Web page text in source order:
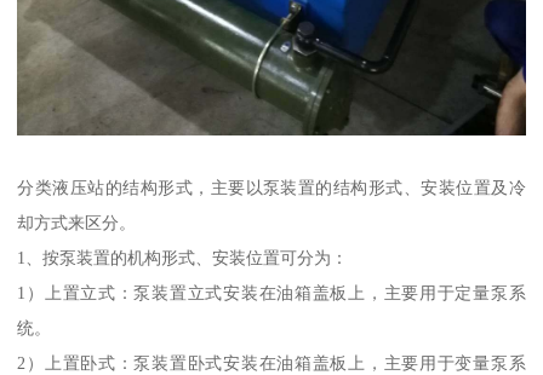
分类液压站的结构形式，主要以泵装置的结构形式、安装位置及冷
却方式来区分。
1、按泵装置的机构形式、安装位置可分为：
1）上置立式：泵装置立式安装在油箱盖板上，主要用于定量泵系
统。
2）上置卧式：泵装置卧式安装在油箱盖板上，主要用于变量泵系